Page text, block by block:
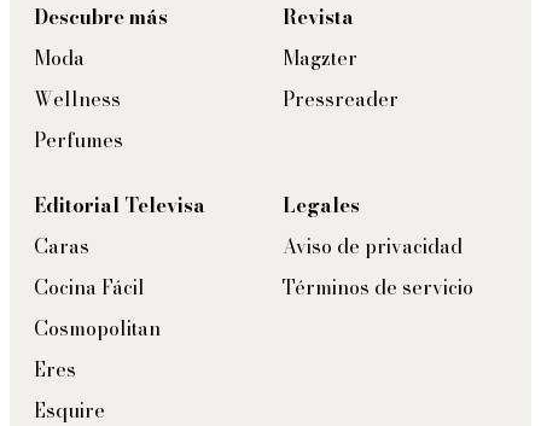
Descubre más
Moda
Wellness
Perfumes
Revista
Magzter
Pressreader
Editorial Televisa
Caras
Cocina Fácil
Cosmopolitan
Eres
Esquire
Legales
Aviso de privacidad
Términos de servicio